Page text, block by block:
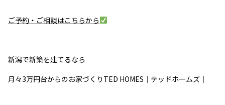
ご予約・ご相談はこちらから
新潟で新築を建てるなら
月々3万円台からのお家づくりTED HOMES｜テッドホームズ｜